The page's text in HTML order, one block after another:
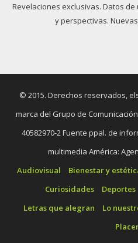
Revelaciones exclusivas. Datos
y perspectivas.
© 2015. Derechos reservados,
marca del Grupo de Comunicación
40582970-2 Fuente ppal. de
multimedia América:
Audiovisual
Bienestar y
Curiosidades
Deportes
Letras que alegran
Lo